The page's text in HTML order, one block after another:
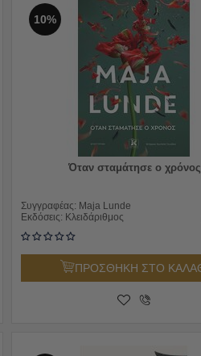
10%
Όταν σταμάτησε ο χρόνος
Συγγραφέας: Maja Lunde
Εκδόσεις: Κλειδάριθμος
ΠΡΟΣΘΗΚΗ ΣΤΟ